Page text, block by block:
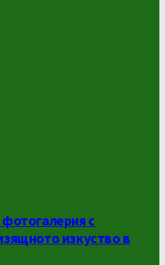
с
изкуство в